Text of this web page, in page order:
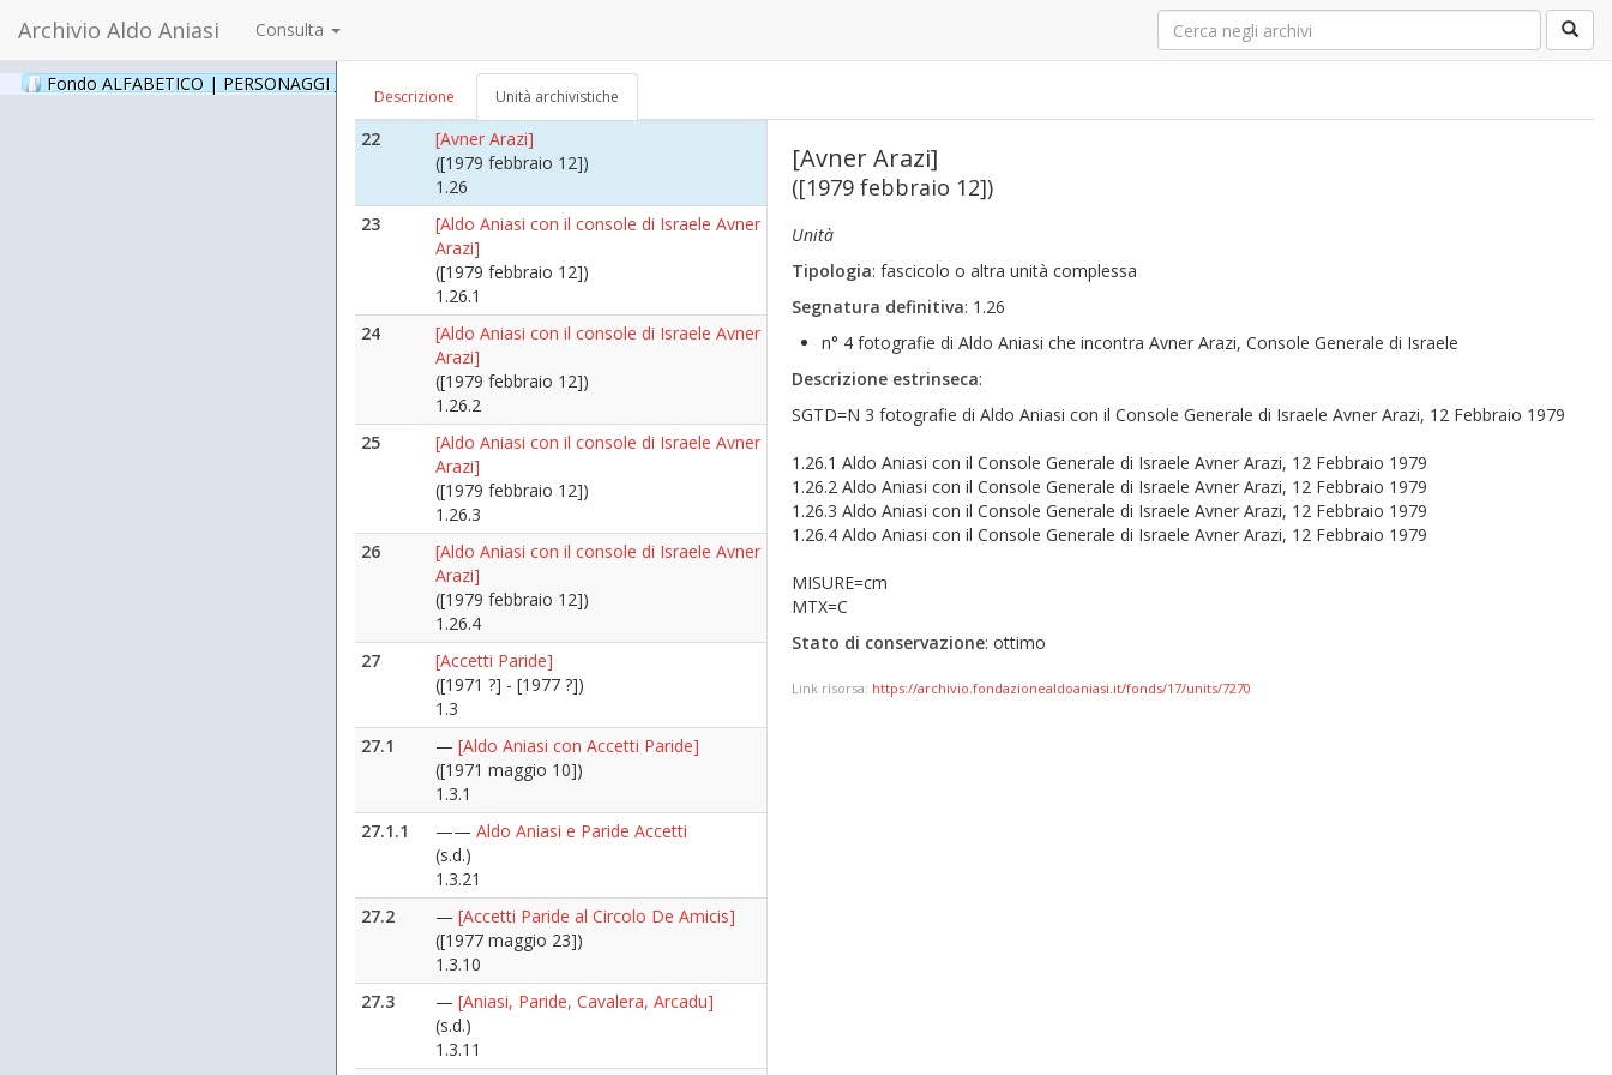
Archivio Aldo Aniasi Consulta
Fondo ALFABETICO | PERSONAGGI _ Archivio Fotografico
Descrizione Unità archivistiche
([1992 ?])
1.25.3
22
[Avner Arazi]
([1979 febbraio 12])
1.26
23
[Aldo Aniasi con il console di Israele Avner
Arazi]
([1979 febbraio 12])
1.26.1
24
[Aldo Aniasi con il console di Israele Avner
Arazi]
([1979 febbraio 12])
1.26.2
25
[Aldo Aniasi con il console di Israele Avner
Arazi]
([1979 febbraio 12])
1.26.3
26
[Aldo Aniasi con il console di Israele Avner
Arazi]
([1979 febbraio 12])
1.26.4
27
[Accetti Paride]
([1971 ?] - [1977 ?])
1.3
27.1
— [Aldo Aniasi con Accetti Paride]
([1971 maggio 10])
1.3.1
27.1.1
—— Aldo Aniasi e Paride Accetti
(s.d.)
1.3.21
27.2
— [Accetti Paride al Circolo De Amicis]
([1977 maggio 23])
1.3.10
27.3
— [Aniasi, Paride, Cavalera, Arcadu]
(s.d.)
1.3.11
[Avner Arazi]
([1979 febbraio 12])
Unità
Tipologia: fascicolo o altra unità complessa
Segnatura definitiva: 1.26
n° 4 fotografie di Aldo Aniasi che incontra Avner Arazi, Console Generale di Israele
Descrizione estrinseca:
SGTD=N 3 fotografie di Aldo Aniasi con il Console Generale di Israele Avner Arazi, 12 Febbraio 1979
1.26.1 Aldo Aniasi con il Console Generale di Israele Avner Arazi, 12 Febbraio 1979
1.26.2 Aldo Aniasi con il Console Generale di Israele Avner Arazi, 12 Febbraio 1979
1.26.3 Aldo Aniasi con il Console Generale di Israele Avner Arazi, 12 Febbraio 1979
1.26.4 Aldo Aniasi con il Console Generale di Israele Avner Arazi, 12 Febbraio 1979
MISURE=cm
MTX=C
Stato di conservazione: ottimo
Link risorsa: https://archivio.fondazionealdoaniasi.it/fonds/17/units/7270